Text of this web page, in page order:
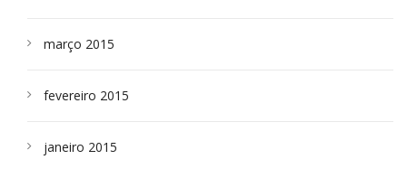
março 2015
fevereiro 2015
janeiro 2015